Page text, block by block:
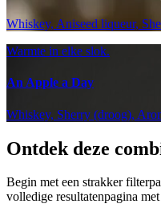
Whiskey, Aniseed liqueur,
Warmte in elke slok.
An Apple a Day
Whiskey, Sherry (droog),
Ontdek deze
Begin met een strakker
volledige resultatenpagina